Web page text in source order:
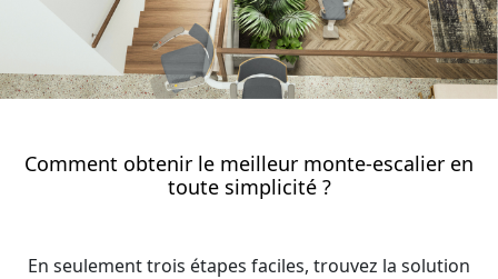
Comment obtenir le meilleur monte-escalier en
toute simplicité ?
En seulement trois étapes faciles, trouvez la solution